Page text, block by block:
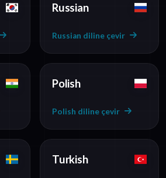
Russian
Russian diline çevir
Polish
Polish diline çevir
Turkish